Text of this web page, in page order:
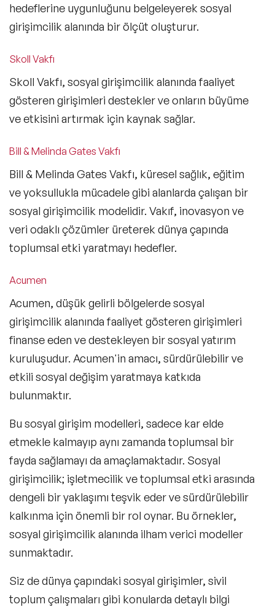
hedeflerine uygunluğunu belgeleyerek sosyal
girişimcilik alanında bir ölçüt oluşturur.
Skoll Vakfı
Skoll Vakfı, sosyal girişimcilik alanında faaliyet
gösteren girişimleri destekler ve onların büyüme
ve etkisini artırmak için kaynak sağlar.
Bill & Melinda Gates Vakfı
Bill & Melinda Gates Vakfı, küresel sağlık, eğitim
ve yoksullukla mücadele gibi alanlarda çalışan bir
sosyal girişimcilik modelidir. Vakıf, inovasyon ve
veri odaklı çözümler üreterek dünya çapında
toplumsal etki yaratmayı hedefler.
Acumen
Acumen, düşük gelirli bölgelerde sosyal
girişimcilik alanında faaliyet gösteren girişimleri
finanse eden ve destekleyen bir sosyal yatırım
kuruluşudur. Acumen'in amacı, sürdürülebilir ve
etkili sosyal değişim yaratmaya katkıda
bulunmaktır.
Bu sosyal girişim modelleri, sadece kar elde
etmekle kalmayıp aynı zamanda toplumsal bir
fayda sağlamayı da amaçlamaktadır. Sosyal
girişimcilik; işletmecilik ve toplumsal etki arasında
dengeli bir yaklaşımı teşvik eder ve sürdürülebilir
kalkınma için önemli bir rol oynar. Bu örnekler,
sosyal girişimcilik alanında ilham verici modeller
sunmaktadır.
Siz de dünya çapındaki sosyal girişimler, sivil
toplum çalışmaları gibi konularda detaylı bilgi